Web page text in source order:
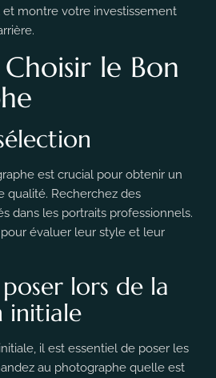
et montre votre investissement
le Bon
est crucial pour obtenir un
qualité. Recherchez des
dans les portraits professionnels.
évaluer leur style et leur
lors de la
initiale
il est essentiel de poser les
au photographe quelle est